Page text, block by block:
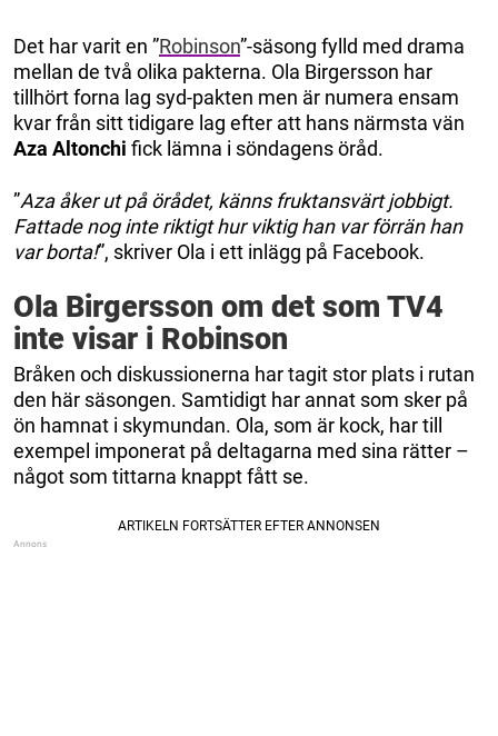
Det har varit en ”Robinson”-säsong fylld med drama
mellan de två olika pakterna. Ola Birgersson har
tillhört forna lag syd-pakten men är numera ensam
kvar från sitt tidigare lag efter att hans närmsta vän
Aza Altonchi fick lämna i söndagens öråd.
”Aza åker ut på örådet, känns fruktansvärt jobbigt.
Fattade nog inte riktigt hur viktig han var förrän han
var borta!”, skriver Ola i ett inlägg på Facebook.
Ola Birgersson om det som TV4
inte visar i Robinson
Bråken och diskussionerna har tagit stor plats i rutan
den här säsongen. Samtidigt har annat som sker på
ön hamnat i skymundan. Ola, som är kock, har till
exempel imponerat på deltagarna med sina rätter –
något som tittarna knappt fått se.